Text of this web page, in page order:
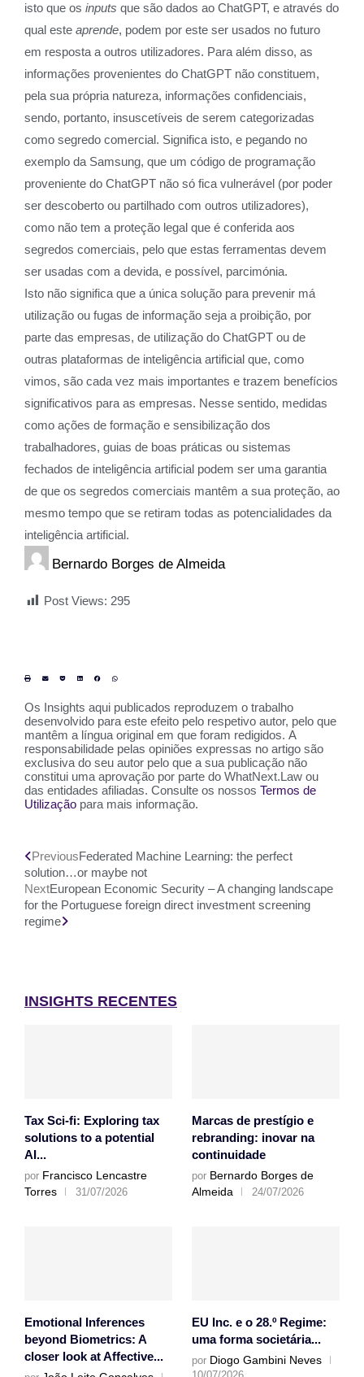
isto que os inputs que são dados ao ChatGPT, e através do
qual este aprende, podem por este ser usados no futuro
em resposta a outros utilizadores. Para além disso, as
informações provenientes do ChatGPT não constituem,
pela sua própria natureza, informações confidenciais,
sendo, portanto, insuscetíveis de serem categorizadas
como segredo comercial. Significa isto, e pegando no
exemplo da Samsung, que um código de programação
proveniente do ChatGPT não só fica vulnerável (por poder
ser descoberto ou partilhado com outros utilizadores),
como não tem a proteção legal que é conferida aos
segredos comerciais, pelo que estas ferramentas devem
ser usadas com a devida, e possível, parcimónia.
Isto não significa que a única solução para prevenir má
utilização ou fugas de informação seja a proibição, por
parte das empresas, de utilização do ChatGPT ou de
outras plataformas de inteligência artificial que, como
vimos, são cada vez mais importantes e trazem benefícios
significativos para as empresas. Nesse sentido, medidas
como ações de formação e sensibilização dos
trabalhadores, guias de boas práticas ou sistemas
fechados de inteligência artificial podem ser uma garantia
de que os segredos comerciais mantêm a sua proteção, ao
mesmo tempo que se retiram todas as potencialidades da
inteligência artificial.
Bernardo Borges de Almeida
Post Views: 295
Os Insights aqui publicados reproduzem o trabalho
desenvolvido para este efeito pelo respetivo autor, pelo que
mantêm a língua original em que foram redigidos. A
responsabilidade pelas opiniões expressas no artigo são
exclusiva do seu autor pelo que a sua publicação não
constitui uma aprovação por parte do WhatNext.Law ou
das entidades afiliadas. Consulte os nossos Termos de
Utilização para mais informação.
PreviousFederated Machine Learning: the perfect
solution…or maybe not
NextEuropean Economic Security – A changing landscape
for the Portuguese foreign direct investment screening
regime
INSIGHTS RECENTES
Tax Sci-fi: Exploring tax
solutions to a potential
AI...
por Francisco Lencastre
Torres
31/07/2026
Marcas de prestígio e
rebranding: inovar na
continuidade
por Bernardo Borges de
Almeida
24/07/2026
Emotional Inferences
beyond Biometrics: A
closer look at Affective...
EU Inc. e o 28.º Regime:
uma forma societária...
por Diogo Gambini Neves